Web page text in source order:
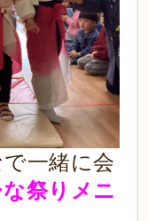
一緒に会
祭りメニ